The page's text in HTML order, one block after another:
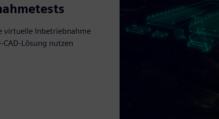
virtuelle Inbetriebnahme
Lösung nutzen